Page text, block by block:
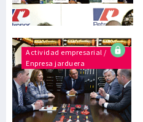
Actividad empresarial /
Enpresa jarduera